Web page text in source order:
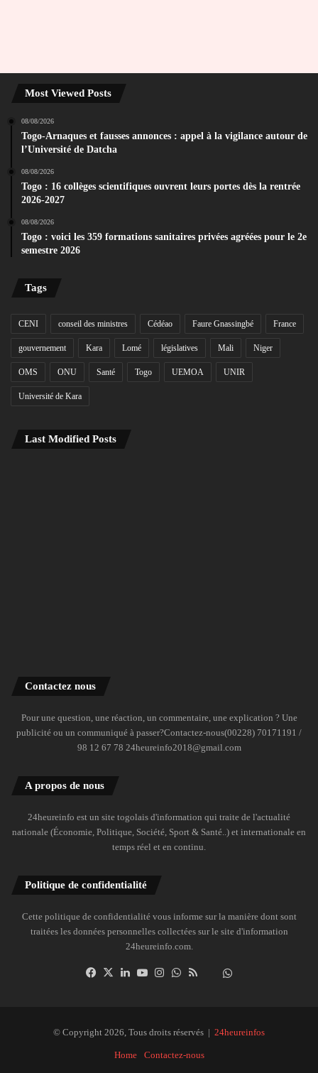
Most Viewed Posts
08/08/2026
Togo-Arnaques et fausses annonces : appel à la vigilance autour de
l’Université de Datcha
08/08/2026
Togo : 16 collèges scientifiques ouvrent leurs portes dès la rentrée
2026-2027
08/08/2026
Togo : voici les 359 formations sanitaires privées agréées pour le 2e
semestre 2026
Tags
CENI conseil des ministres Cédéao Faure Gnassingbé France
gouvernement Kara Lomé législatives Mali Niger
OMS ONU Santé Togo UEMOA UNIR
Université de Kara
Last Modified Posts
Contactez nous
Pour une question, une réaction, un commentaire, une explication ? Une
publicité ou un communiqué à passer?Contactez-nous(00228) 70171191 /
98 12 67 78 24heureinfo2018@gmail.com
A propos de nous
24heureinfo est un site togolais d'information qui traite de l'actualité
nationale (Économie, Politique, Société, Sport & Santé..) et internationale en
temps réel et en continu.
Politique de confidentialité
Cette politique de confidentialité vous informe sur la manière dont sont
traitées les données personnelles collectées sur le site d'information
24heureinfo.com.
Facebook
X LinkedinYouTubeInstagramWhatsAppDailymotion
© Copyright 2026, Tous droits réservés | 24heureinfos
Home Contactez-nous